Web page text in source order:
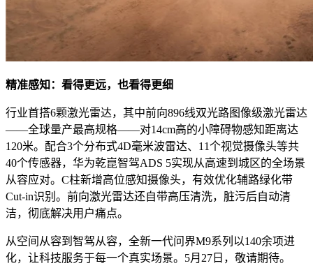
精准感知：看得更远，也看得更细
行业首搭6颗激光雷达，其中前向896线双光路图像级激光雷达
——全球量产最高规格——对14cm高的小障碍物感知距离达
120米。配合3个分布式4D毫米波雷达、11个视觉摄像头等共
40个传感器，华为乾崑智驾ADS 5实现从高速到城区的全场景
从容应对。C柱新增高位感知摄像头，有效优化辅路绿化带
Cut-in识别。前向激光雷达还自带高压清洗，脏污后自动清
洁，彻底解决用户痛点。
从空间从容到智驾从容，全新一代问界M9系列以140余项进
化，让科技服务于每一个真实场景。5月27日，敬请期待。